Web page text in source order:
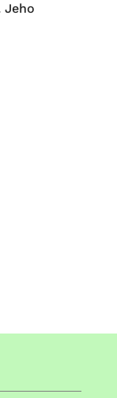
Jeho